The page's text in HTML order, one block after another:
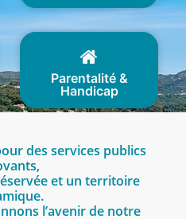
Parentalité &
Handicap
des services publics
et un territoire
l’avenir de notre